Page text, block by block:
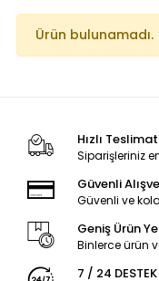
Ürün bulunamadı.
Hızlı Teslimat
Siparişleriniz
Güvenli
Güvenli ve
Geniş Ürün
Binlerce ürün
7 / 24 DESTEK